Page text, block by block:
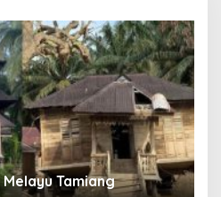
Tamiang